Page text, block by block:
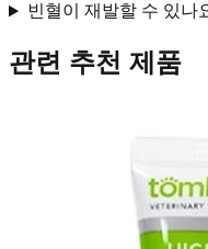
빈혈이 재발할 수 있나
관련 추천 제품